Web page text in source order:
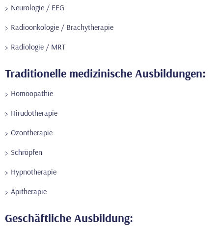
Neurologie / EEG
Radioonkologie / Brachytherapie
Radiologie / MRT
Traditionelle medizinische Ausbildungen:
Homöopathie
Hirudotherapie
Ozontherapie
Schröpfen
Hypnotherapie
Apitherapie
Geschäftliche Ausbildung: